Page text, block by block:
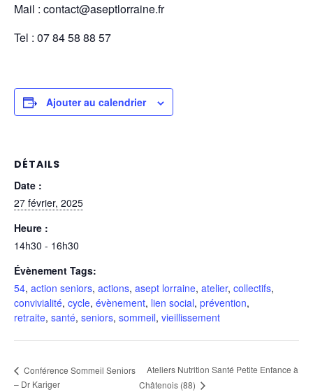
Mail : contact@aseptlorraine.fr
Tel : 07 84 58 88 57
Ajouter au calendrier
DÉTAILS
Date :
27 février, 2025
Heure :
14h30 - 16h30
Évènement Tags:
54, action seniors, actions, asept lorraine, atelier, collectifs,
convivialité, cycle, évènement, lien social, prévention,
retraite, santé, seniors, sommeil, vieillissement
Conférence Sommeil Seniors
– Dr Kariger
Ateliers Nutrition Santé Petite Enfance à
Châtenois (88)